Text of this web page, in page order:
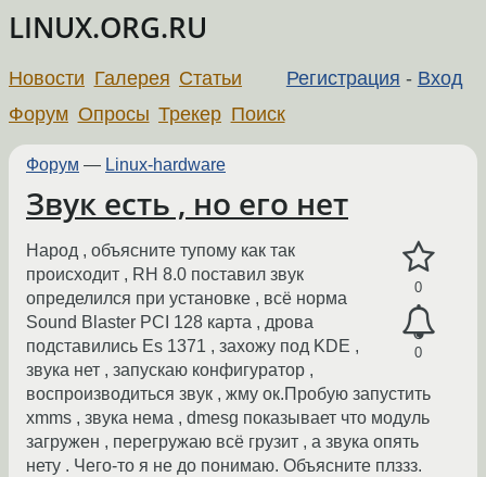
LINUX.ORG.RU
Регистрация - Вход
Новости Галерея Статьи
Форум Опросы Трекер Поиск
Форум — Linux-hardware
Звук есть , но его нет
0
0
Народ , объясните тупому как так
происходит , RH 8.0 поставил звук
определился при установке , всё норма
Sound Blaster PCI 128 карта , дрова
подставились Es 1371 , захожу под KDE ,
звука нет , запускаю конфигуратор ,
воспроизводиться звук , жму ок.Пробую запустить
xmms , звука нема , dmesg показывает что модуль
загружен , перегружаю всё грузит , а звука опять
нету . Чего-то я не до понимаю. Объясните плззз.